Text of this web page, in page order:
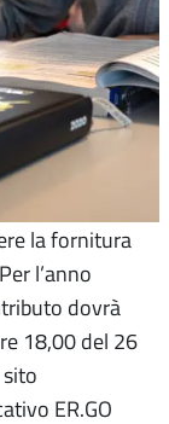
la fornitura
l’anno
dovrà
18,00 del 26
ER.GO